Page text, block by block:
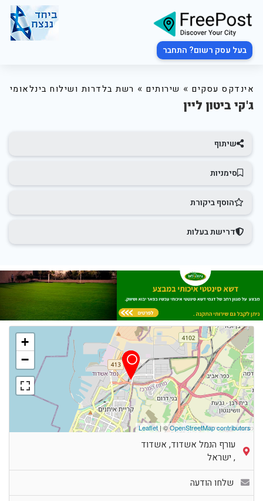
בעל עסק רשום? התחבר
אינדקס עסקים » שירותים » רשת בלדרות ושילוח בינלאומי
ג'קי ביטון ליין
שיתוף
סימניות
הוסף ביקורת
דרישת בעלות
+
−
Leaflet | ©OpenStreetMap contributors
עורף הנמל אשדוד, אשדוד
, ישראל
שלחו הודעה